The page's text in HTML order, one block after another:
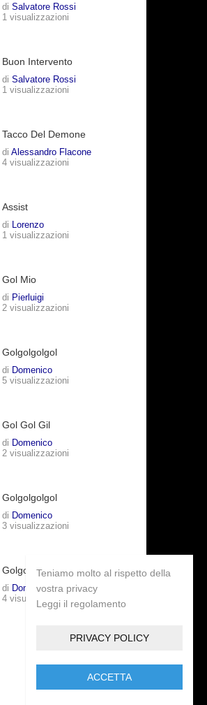
di Salvatore Rossi
1 visualizzazioni
Buon Intervento
di Salvatore Rossi
1 visualizzazioni
Tacco Del Demone
di Alessandro Flacone
4 visualizzazioni
Assist
di Lorenzo
1 visualizzazioni
Gol Mio
di Pierluigi
2 visualizzazioni
Golgolgolgol
di Domenico
5 visualizzazioni
Gol Gol Gil
di Domenico
2 visualizzazioni
Golgolgolgol
di Domenico
3 visualizzazioni
Golgolgolgol
di Domenico
4 visualizzazioni
Teniamo molto al rispetto della
vostra privacy
Leggi il regolamento
PRIVACY POLICY
ACCETTA